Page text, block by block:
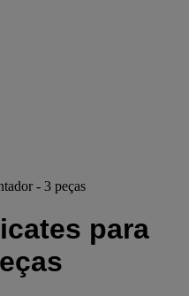
- 3 peças
para